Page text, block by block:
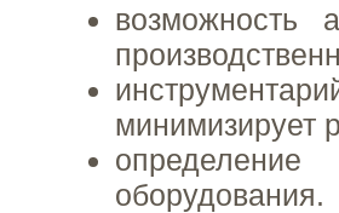
возможность
минимизирует
определение
оборудования.